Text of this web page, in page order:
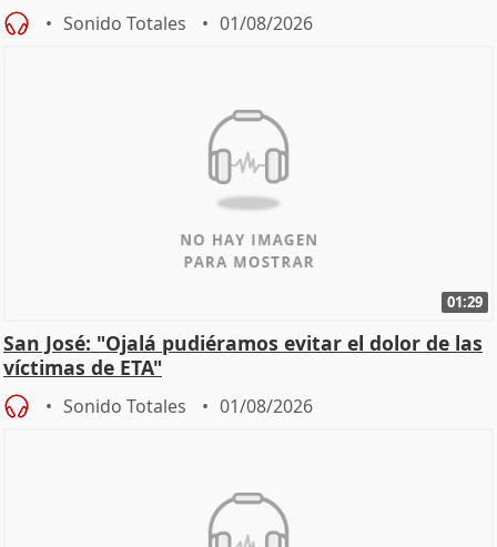
Sonido Totales 01/08/2026
01:29
San José: "Ojalá pudiéramos evitar el dolor de las
víctimas de ETA"
Sonido Totales 01/08/2026